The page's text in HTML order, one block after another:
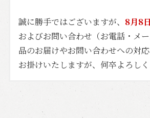
誠に勝手ではございますが、 8月8
およびお問い合わせ（お電話・メ
品のお届けやお問い合わせへの対
お掛けいたしますが、何卒よろし